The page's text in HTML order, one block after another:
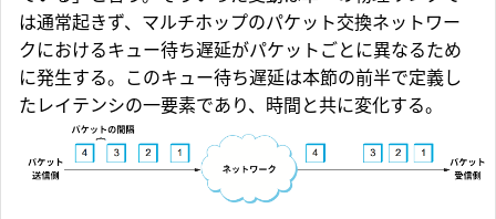
は通常起きず、マルチホップのパケット交換ネットワー
クにおけるキュー待ち遅延がパケットごとに異なるため
に発生する。このキュー待ち遅延は本節の前半で定義し
たレイテンシの一要素であり、時間と共に変化する。